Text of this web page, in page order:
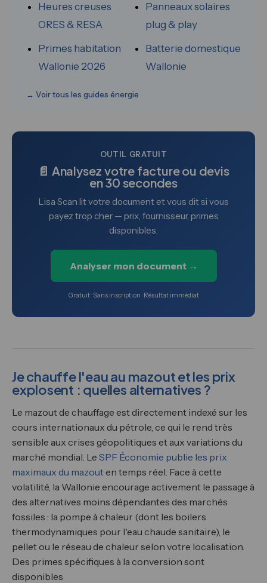
Heures creuses
ORES & RESA
Primes habitation
Wallonie 2026
Panneaux solaires
plug & play
Batterie domestique
Wallonie
→ Voir tous les guides énergie
OUTIL GRATUIT
📄 Analysez votre facture ou devis
en 30 secondes
Lisa Scan lit votre document et vous dit si vous
payez trop cher — prix, fournisseur, primes
disponibles.
Analyser mon document →
Gratuit · Sans inscription · Résultat immédiat
Je chauffe l'eau au mazout et les prix
explosent : quelles alternatives ?
Le mazout de chauffage est directement indexé sur les
cours internationaux du pétrole, ce qui le rend très
sensible aux crises géopolitiques et aux variations du
marché mondial. Le SPF Économie publie les prix
maximaux du mazouten temps réel. Face à cette
volatilité, la Wallonie encourage activement le passage à
des alternatives moins dépendantes des marchés
fossiles : la pompe à chaleur (dont les boilers
thermodynamiques pour l'eau chaude sanitaire), le
pellet ou le réseau de chaleur selon votre localisation.
Des primes spécifiques à la conversion sont
disponibles